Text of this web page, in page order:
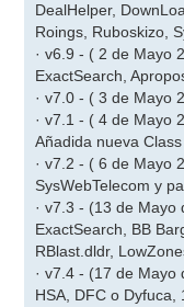
DealHelper,
Roings, Ruboskizo,
· v6.9 - ( 2 de Mayo
ExactSearch,
· v7.0 - ( 3 de Mayo
· v7.1 - ( 4 de Mayo
Añadida nueva
· v7.2 - ( 6 de Mayo
SysWebTelecom y
· v7.3 - (13 de
ExactSearch, BB
RBlast.dldr,
· v7.4 - (17 de
HSA, DFC o